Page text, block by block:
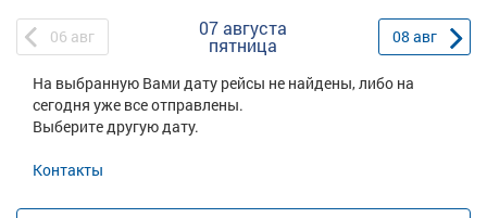
06 авг 07 августа
пятница 08 авг
На выбранную Вами дату рейсы не найдены, либо на
сегодня уже все отправлены.
Выберите другую дату.
Контакты